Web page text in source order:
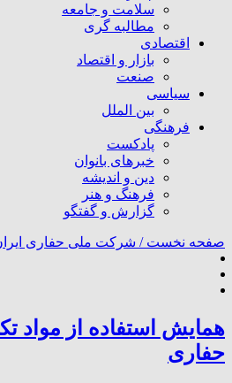
سلامت و جامعه
مطالبه گری
اقتصادی
بازار و اقتصاد
صنعت
سیاسی
بین الملل
فرهنگی
پادکست
خبرهای بانوان
دین و اندیشه
فرهنگ و هنر
گزارش و گفتگو
صفحه نخست / شرکت ملی حفاری
همایش استفاده از مواد
حفاری